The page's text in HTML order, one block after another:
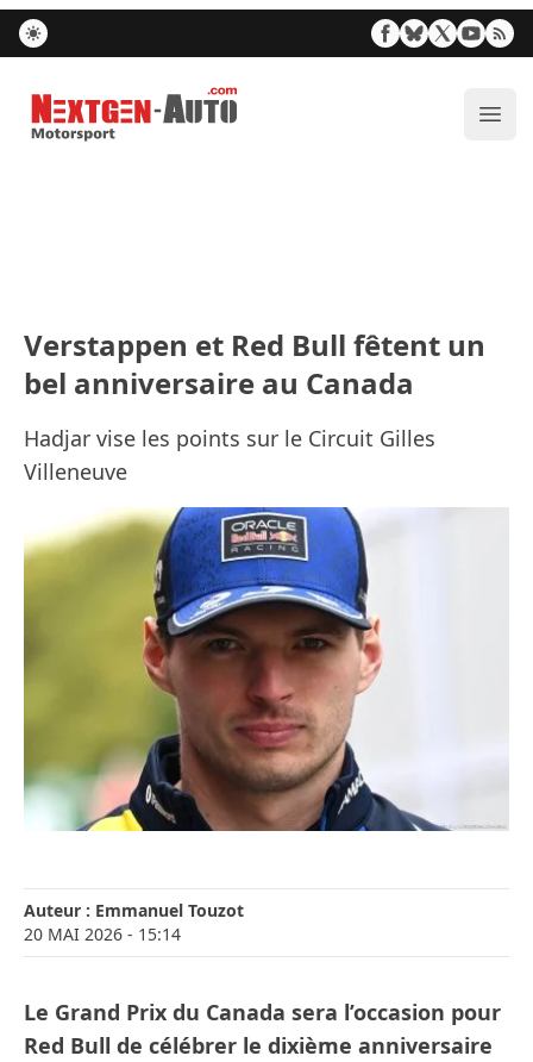
Nextgen-Auto.com
Verstappen et Red Bull fêtent un
bel anniversaire au Canada
Hadjar vise les points sur le Circuit Gilles
Villeneuve
Auteur : Emmanuel Touzot
20 MAI 2026 - 15:14
Le Grand Prix du Canada sera l’occasion pour
Red Bull de célébrer le dixième anniversaire